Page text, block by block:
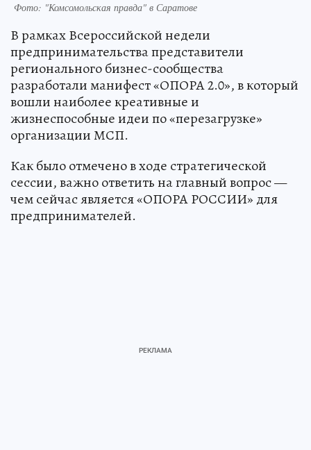
Фото: "Комсомольская правда" в Саратове
В рамках Всероссийской недели
предпринимательства представители
регионального бизнес-сообщества
разработали манифест «ОПОРА 2.0», в который
вошли наиболее креативные и
жизнеспособные идеи по «перезагрузке»
организации МСП.
Как было отмечено в ходе стратегической
сессии, важно ответить на главный вопрос —
чем сейчас является «ОПОРА РОССИИ» для
предпринимателей.